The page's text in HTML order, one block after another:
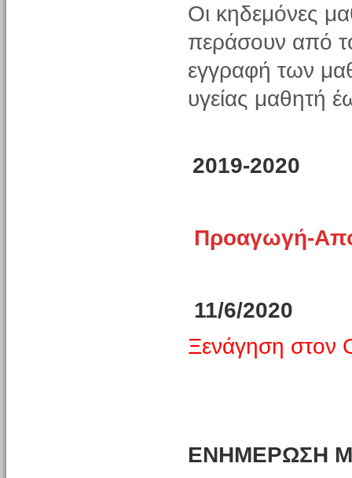
Οι κηδεμόνες
περάσουν από
εγγραφή των
υγείας μαθητή
2019-2020
Προαγωγή-
11/6/2020
Ξενάγηση στον
EΝΗΜΕΡΩΣΗ